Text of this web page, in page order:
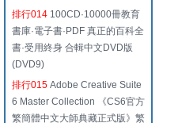
排行014 100CD·10000冊教育
書庫·電子書·PDF 真正的百科全
書·受用終身 合輯中文DVD版
(DVD9)
排行015 Adobe Creative Suite
6 Master Collection 《CS6官方
繁簡體中文大師典藏正式版》繁